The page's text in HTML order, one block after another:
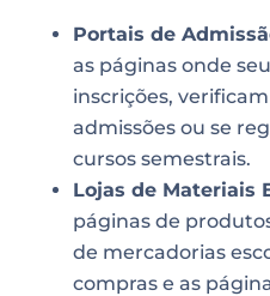
Portais de
as páginas onde
inscrições,
admissões ou se
cursos semestrais.
Lojas de Materiais
páginas de
de mercadorias
compras e as